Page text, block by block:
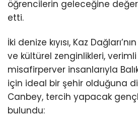
öğrencilerin geleceğine değer
etti.
İki denize kıyısı, Kaz
ve kültürel zenginlikleri,
misafirperver insanlarıyla
için ideal bir şehir olduğuna
Canbey, tercih yapacak
bulundu: